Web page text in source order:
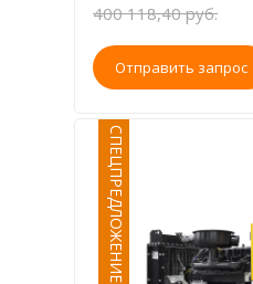
400 118,40 руб.
Отправить запрос
СПЕЦПРЕДЛОЖЕНИЕ